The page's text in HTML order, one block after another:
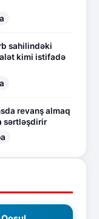
sahilindəki
kimi istifadə
revanş almaq
sərtləşdirir